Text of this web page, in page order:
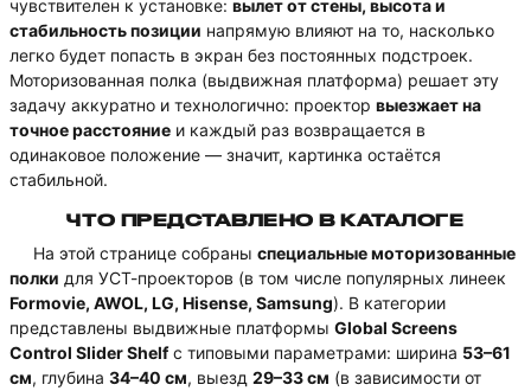
чувствителен к установке: вылет от стены, высота и
стабильность позиции напрямую влияют на то, насколько
легко будет попасть в экран без постоянных подстроек.
Моторизованная полка (выдвижная платформа) решает эту
задачу аккуратно и технологично: проектор выезжает на
точное расстояние и каждый раз возвращается в
одинаковое положение — значит, картинка остаётся
стабильной.
ЧТО ПРЕДСТАВЛЕНО В КАТАЛОГЕ
На этой странице собраны специальные моторизованные
полки для УСТ-проекторов (в том числе популярных линеек
Formovie, AWOL, LG, Hisense, Samsung). В категории
представлены выдвижные платформы Global Screens
Control Slider Shelfс типовыми параметрами: ширина 53–61
см, глубина 34–40 см, выезд 29–33 см (в зависимости от